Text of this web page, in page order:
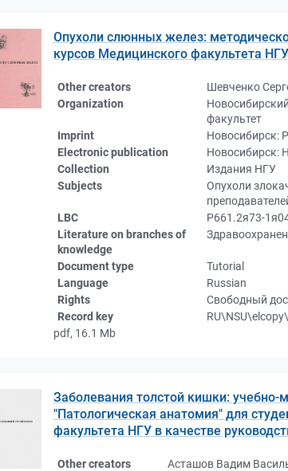
Опухоли слюнных желез:
курсов Медицинского факультета
Other creators
Шевченко
Organization
факультет
Imprint
Новосибирск:
Electronic publication
Новосибирск:
Collection
Издания НГУ
Subjects
Опухоли
LBC
Р661.2я73-
Literature on branches of
knowledge
Document type
Tutorial
Language
Russian
Rights
Свободный
Record key
pdf, 16.1 Mb
Заболевания толстой кишки: учебно-
"Патологическая анатомия" для
факультета НГУ в качестве
Other creators
Асташов Вадим